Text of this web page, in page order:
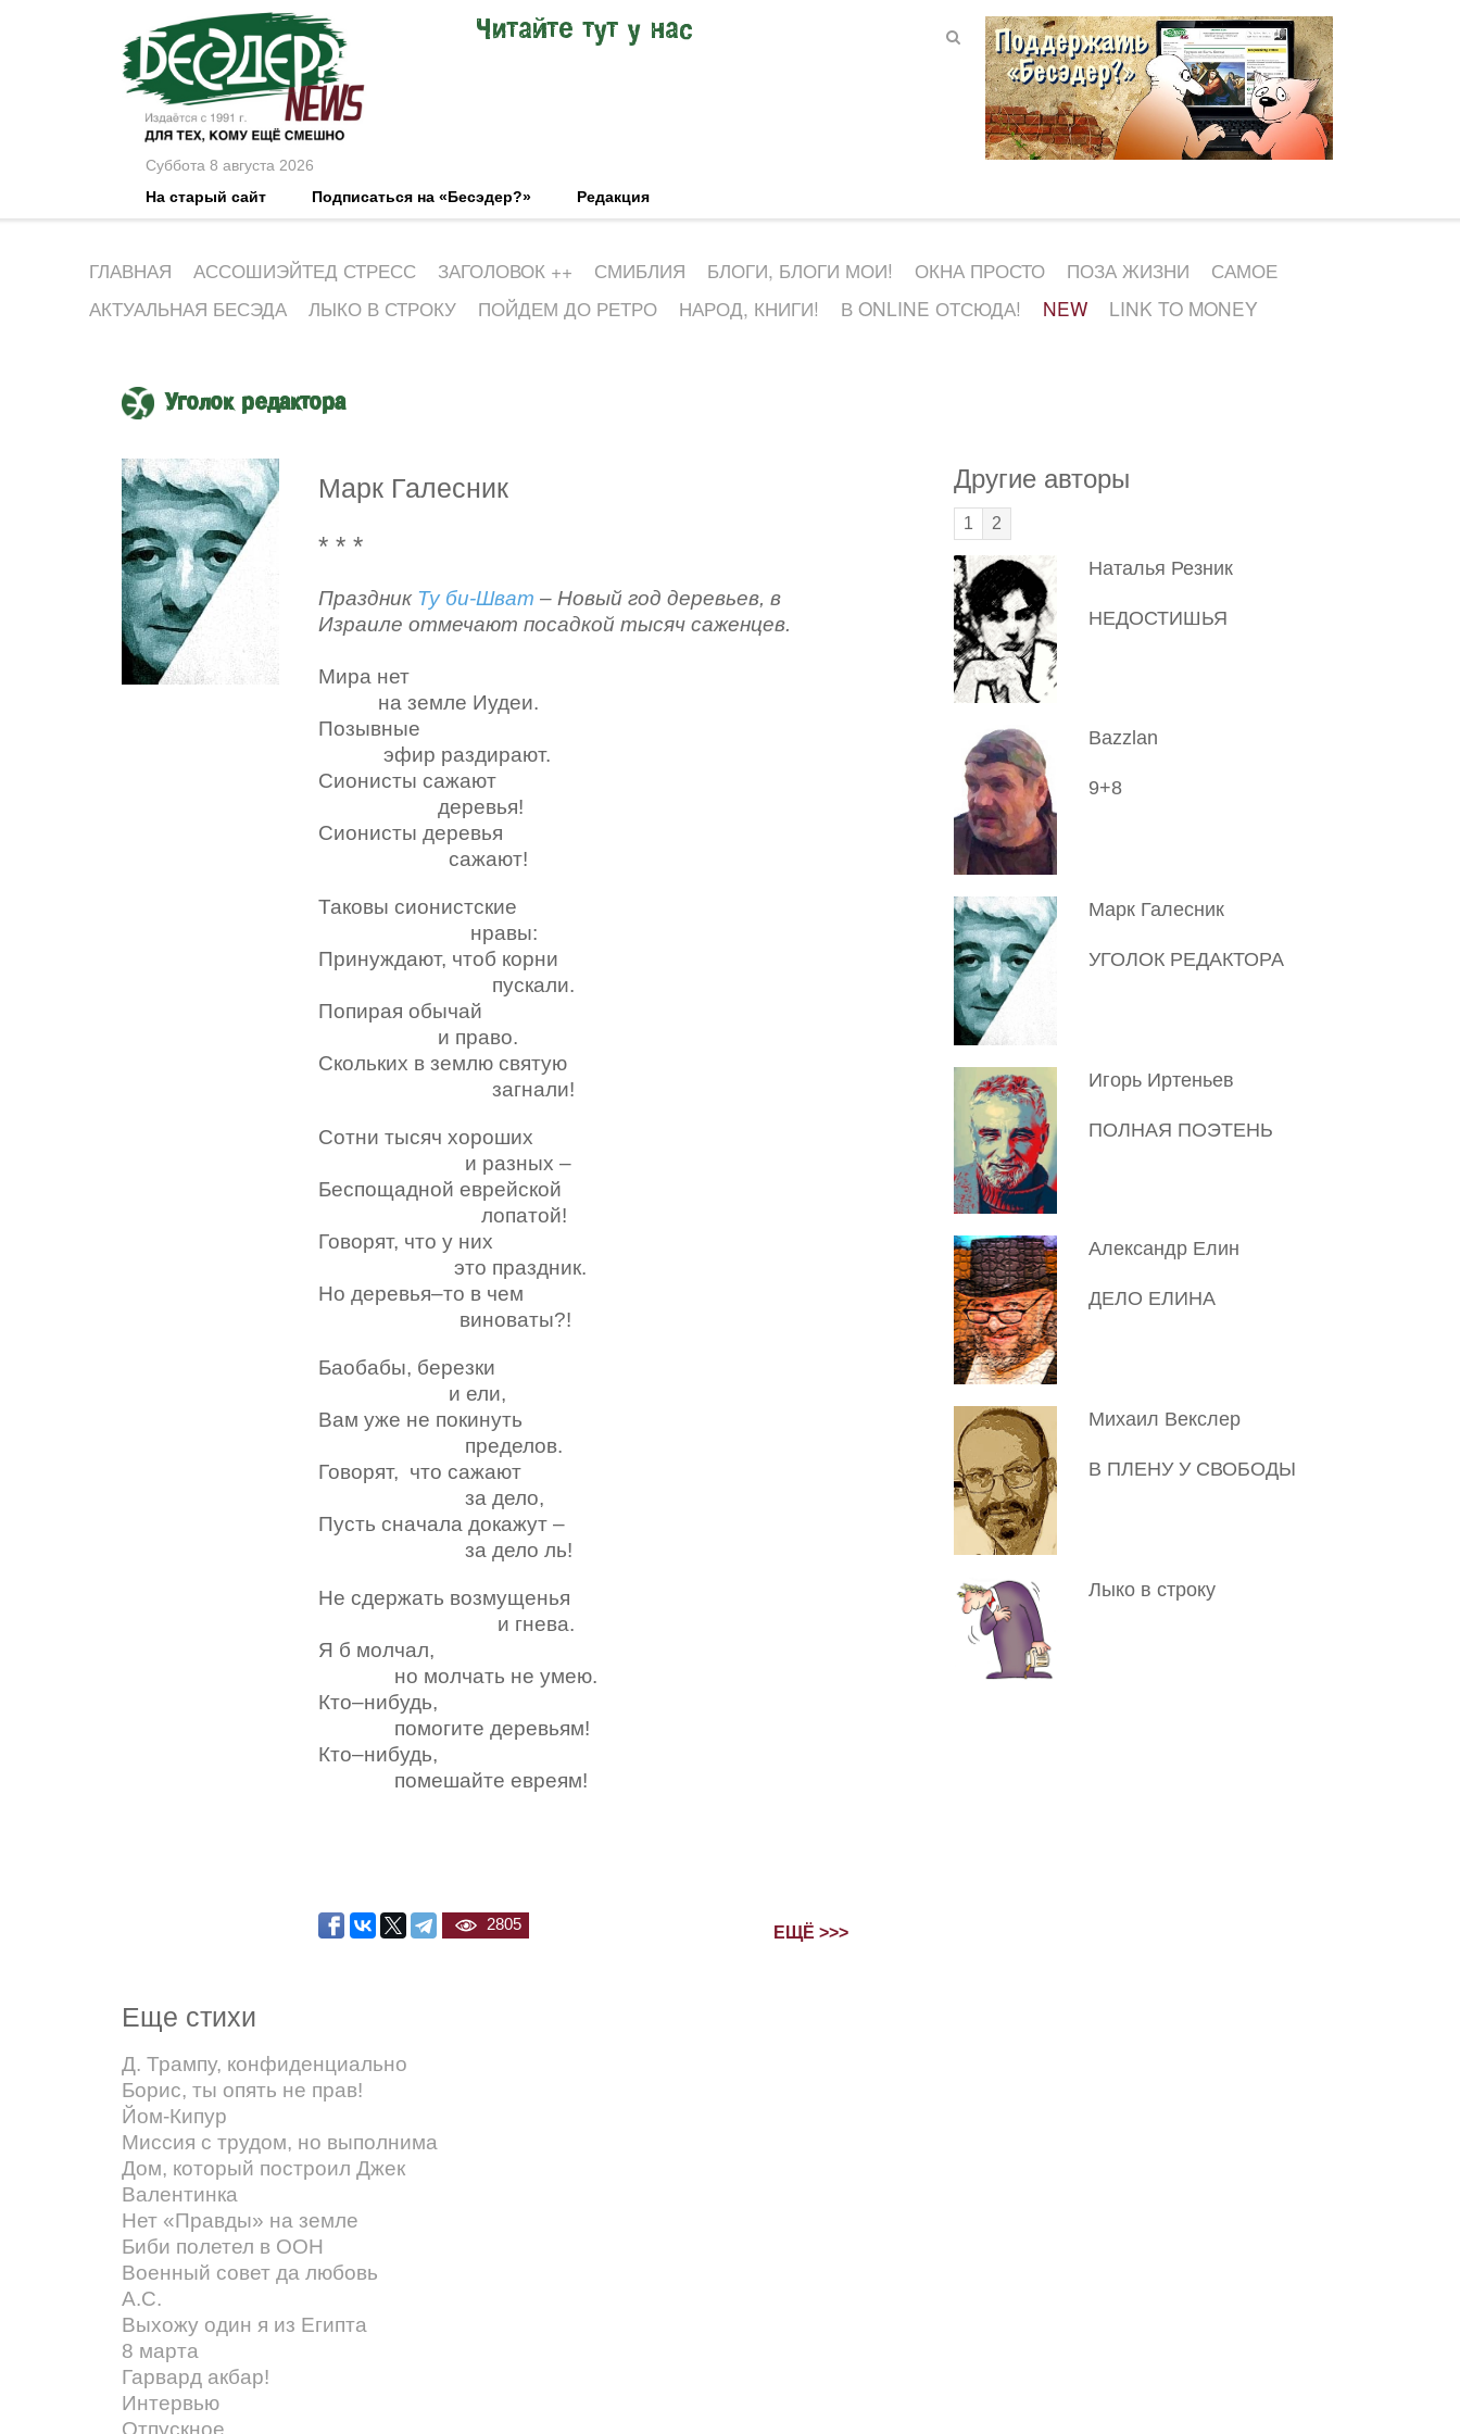
Суббота 8 августа 2026
Читайте тут у нас
На старый сайт Подписаться на «Бесэдер?» Редакция
ГЛАВНАЯ АССОШИЭЙТЕД СТРЕСС ЗАГОЛОВОК ++ СМИБЛИЯ БЛОГИ, БЛОГИ МОИ! ОКНА ПРОСТО ПОЗА ЖИЗНИ
САМОЕ
АКТУАЛЬНАЯ БЕСЭДА
ЛЫКО В СТРОКУ ПОЙДЕМ ДО РЕТРО НАРОД, КНИГИ! В ONLINE ОТСЮДА! NEW LINK TO MONEY
Уголок редактора
Марк Галесник
* * *
Праздник Ту би-Шват – Новый год деревьев, в
Израиле отмечают посадкой тысяч саженцев.
Мира нет
на земле Иудеи.
Позывные
эфир раздирают.
Сионисты сажают
деревья!
Сионисты деревья
сажают!
Таковы сионистские
нравы:
Принуждают, чтоб корни
пускали.
Попирая обычай
и право.
Скольких в землю святую
загнали!
Сотни тысяч хороших
и разных –
Беспощадной еврейской
лопатой!
Говорят, что у них
это праздник.
Но деревья–то в чем
виноваты?!
Баобабы, березки
и ели,
Вам уже не покинуть
пределов.
Говорят, что сажают
за дело,
Пусть сначала докажут –
за дело ль!
Не сдержать возмущенья
и гнева.
Я б молчал,
но молчать не умею.
Кто–нибудь,
помогите деревьям!
Кто–нибудь,
помешайте евреям!
2805 ЕЩЁ >>>
Еще стихи
Д. Трампу, конфиденциально
Борис, ты опять не прав!
Йом-Кипур
Миссия с трудом, но выполнима
Дом, который построил Джек
Валентинка
Нет «Правды» на земле
Биби полетел в ООН
Военный совет да любовь
А.С.
Выхожу один я из Египта
8 марта
Гарвард акбар!
Интервью
Отпускное
Другие авторы
1 2
Наталья Резник
НЕДОСТИШЬЯ
Bazzlan
9+8
Марк Галесник
УГОЛОК РЕДАКТОРА
Игорь Иртеньев
ПОЛНАЯ ПОЭТЕНЬ
Александр Елин
ДЕЛО ЕЛИНА
Михаил Векслер
В ПЛЕНУ У СВОБОДЫ
Лыко в строку